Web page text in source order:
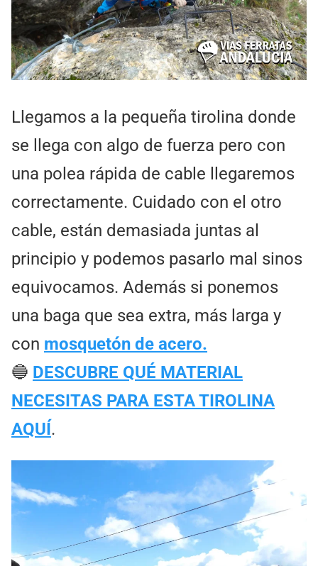
Llegamos a la pequeña tirolina donde
se llega con algo de fuerza pero con
una polea rápida de cable llegaremos
correctamente. Cuidado con el otro
cable, están demasiada juntas al
principio y podemos pasarlo mal sinos
equivocamos. Además si ponemos
una baga que sea extra, más larga y
con mosquetón de acero.
🔵 DESCUBRE QUÉ MATERIAL
NECESITAS PARA ESTA TIROLINA
AQUÍ.